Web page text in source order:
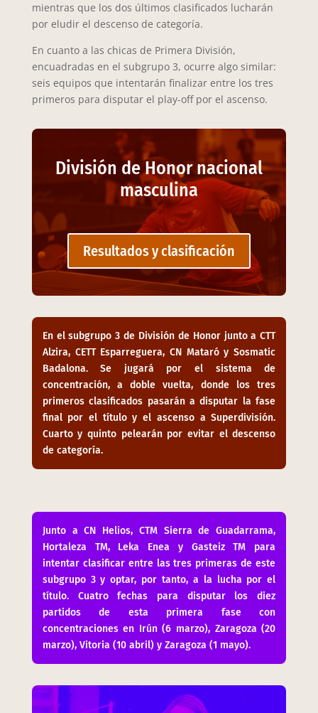
mientras que los dos últimos clasificados lucharán
por eludir el descenso de categoría.
En cuanto a las chicas de Primera División,
encuadradas en el subgrupo 3, ocurre algo similar:
seis equipos que intentarán finalizar entre los tres
primeros para disputar el play-off por el ascenso.
División de Honor nacional
masculina
Resultados y clasificación
En el subgrupo 3 de División de Honor junto a CTT
Alzira, CETT Esparreguera, CN Mataró y Sosmatic
Badalona. Se jugará por el sistema de
concentración, a doble vuelta, donde los tres
primeros clasificados pasarán a disputar la fase
final por el título y el ascenso a Superdivisión.
Cuarto y quinto pelearán por evitar el descenso
de categoría.
Junto a CN Helios, CTM Sierra de Guadarrama,
Hortaleza TM, Leka Enea y Gasteiz TM para
intentar clasificar entre las tres primeras de este
subgrupo 3 y optar, por tanto, a la lucha por el
título. Cuatro fechas para disputar los diez
partidos de esta primera fase con
concentraciones en Irún (6 marzo), Zaragoza (20
marzo), Vitoria (10 abril) y Zaragoza (1 mayo).